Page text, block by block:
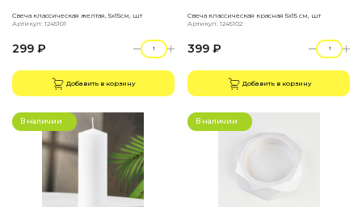
Свеча классическая желтая, 5х15см, шт
Артикул: 1245101
299 ₽
Добавить в корзину
Свеча классическая красная 5х15 см, шт
Артикул: 1245102
399 ₽
Добавить в корзину
В наличии В наличии